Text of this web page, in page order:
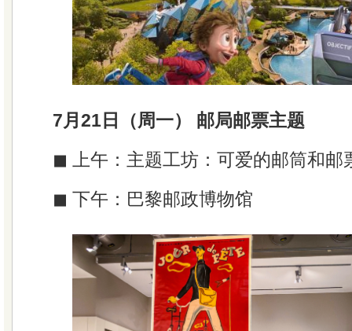
7月21日（周一） 邮局邮票主题
◼ 上午：主题工坊：可爱的邮筒和邮
◼ 下午：巴黎邮政博物馆